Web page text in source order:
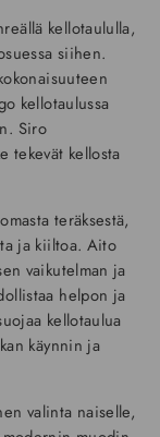
kellotaululla,
siihen.
kellotaulussa
Siro
tekevät kellosta
teräksestä,
ja kiiltoa. Aito
vaikutelman ja
helpon ja
kellotaulua
käynnin ja
valinta naiselle,